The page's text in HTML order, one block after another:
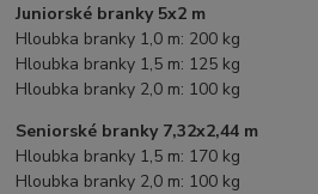
Juniorské branky 5x2 m
Hloubka branky 1,0 m: 200 kg
Hloubka branky 1,5 m: 125 kg
Hloubka branky 2,0 m: 100 kg
Seniorské branky 7,32x2,44 m
Hloubka branky 1,5 m: 170 kg
Hloubka branky 2,0 m: 100 kg